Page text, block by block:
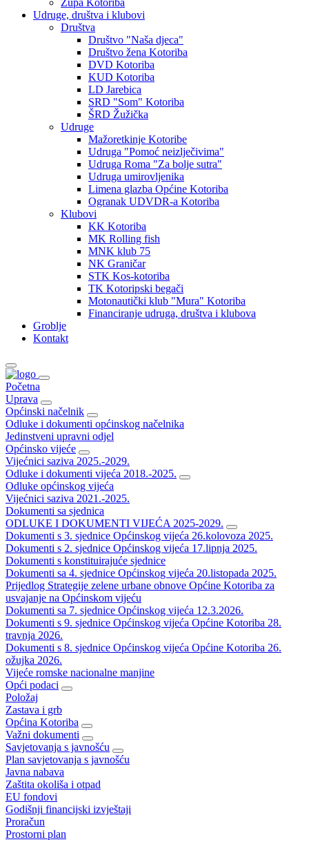
Župa Kotoriba
Udruge, društva i klubovi
Društva
Društvo "Naša djeca"
Društvo žena Kotoriba
DVD Kotoriba
KUD Kotoriba
LD Jarebica
SRD "Som" Kotoriba
ŠRD Žužička
Udruge
Mažoretkinje Kotoribe
Udruga "Pomoć neizlječivima"
Udruga Roma "Za bolje sutra"
Udruga umirovljenika
Limena glazba Općine Kotoriba
Ogranak UDVDR-a Kotoriba
Klubovi
KK Kotoriba
MK Rolling fish
MNK klub 75
NK Graničar
STK Kos-kotoriba
TK Kotoripski begači
Motonautički klub "Mura" Kotoriba
Financiranje udruga, društva i klubova
Groblje
Kontakt
Početna
Uprava
Općinski načelnik
Odluke i dokumenti općinskog načelnika
Jedinstveni upravni odjel
Općinsko vijeće
Vijećnici saziva 2025.-2029.
Odluke i dokumenti vijeća 2018.-2025.
Odluke općinskog vijeća
Vijećnici saziva 2021.-2025.
Dokumenti sa sjednica
ODLUKE I DOKUMENTI VIJEĆA 2025-2029.
Dokumenti s 3. sjednice Općinskog vijeća 26.kolovoza 2025.
Dokumenti s 2. sjednice Općinskog vijeća 17.lipnja 2025.
Dokumenti s konstituirajuće sjednice
Dokumenti sa 4. sjednice Općinskog vijeća 20.listopada 2025.
Prijedlog Strategije zelene urbane obnove Općine Kotoriba za
usvajanje na Općinskom vijeću
Dokumenti sa 7. sjednice Općinskog vijeća 12.3.2026.
Dokumenti s 9. sjednice Općinskog vijeća Općine Kotoriba 28.
travnja 2026.
Dokumenti s 8. sjednice Općinskog vijeća Općine Kotoriba 26.
ožujka 2026.
Vijeće romske nacionalne manjine
Opći podaci
Položaj
Zastava i grb
Općina Kotoriba
Važni dokumenti
Savjetovanja s javnošću
Plan savjetovanja s javnošću
Javna nabava
Zaštita okoliša i otpad
EU fondovi
Godišnji financijski izvještaji
Proračun
Prostorni plan